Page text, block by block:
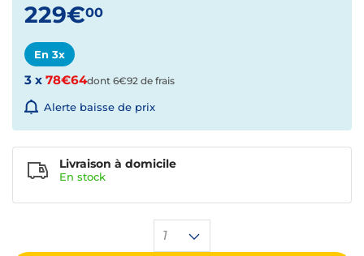
229€00
En 3x
3 x 78€64dont 6€92 de frais
Alerte baisse de prix
1
Livraison à domicile
En stock